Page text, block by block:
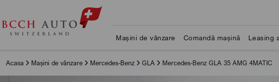
Mașini de vânzare Comandă mașină Leasing
Acasa Mașini de vânzare Mercedes-Benz GLA Mercedes-Benz GLA 35 AMG 4MATIC